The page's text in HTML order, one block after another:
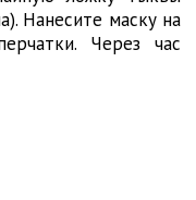
Нанесите маску на
Через час